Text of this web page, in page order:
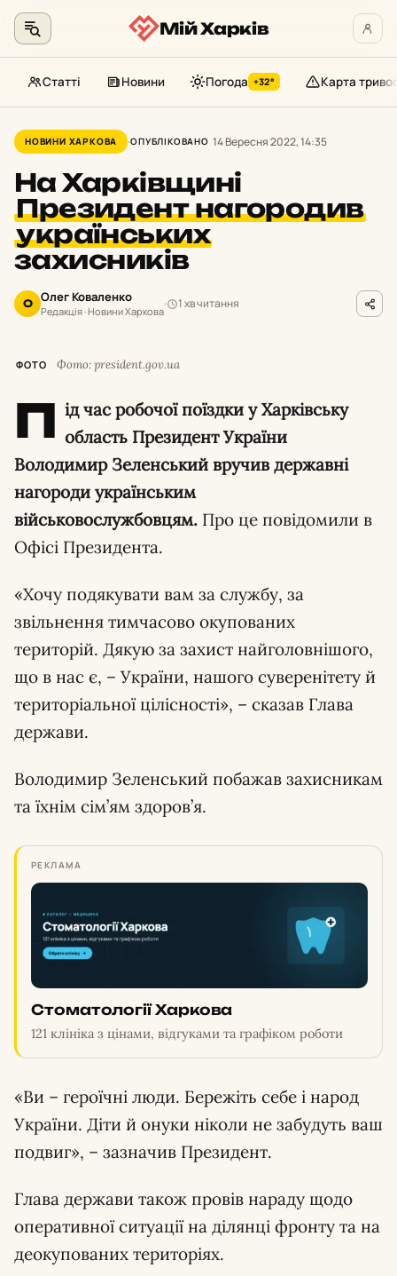
до
контенту
Мій Харків
Статті Новини Погода +32° Карта тривог
НОВИНИ ХАРКОВА ОПУБЛІКОВАНО 14 Вересня 2022, 14:35
На Харківщині
Президент нагородив
українських
захисників
О Олег Коваленко
Редакція · Новини Харкова
1 хв читання
ФОТО Фото: president.gov.ua
П ід час робочої поїздки у Харківську
область Президент України
Володимир Зеленський вручив державні
нагороди українським
військовослужбовцям. Про це повідомили в
Офісі Президента.
«Хочу подякувати вам за службу, за
звільнення тимчасово окупованих
територій. Дякую за захист найголовнішого,
що в нас є, – України, нашого суверенітету й
територіальної цілісності», – сказав Глава
держави.
Володимир Зеленський побажав захисникам
та їхнім сім’ям здоров’я.
РЕКЛАМА
Стоматології Харкова
121 клініка з цінами, відгуками та графіком роботи
«Ви – героїчні люди. Бережіть себе і народ
України. Діти й онуки ніколи не забудуть ваш
подвиг», – зазначив Президент.
Глава держави також провів нараду щодо
оперативної ситуації на ділянці фронту та на
деокупованих територіях.